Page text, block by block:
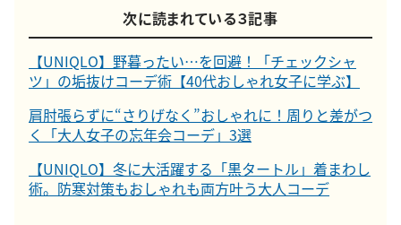
次に読まれている３記事
【UNIQLO】野暮ったい…を回避！「チェックシャ
ツ」の垢抜けコーデ術【40代おしゃれ女子に学ぶ】
肩肘張らずに“さりげなく”おしゃれに！周りと差がつ
く「大人女子の忘年会コーデ」3選
【UNIQLO】冬に大活躍する「黒タートル」着まわし
術。防寒対策もおしゃれも両方叶う大人コーデ